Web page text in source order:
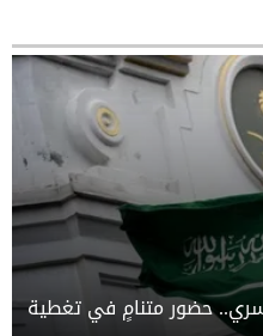
حضور متنامٍ في تغطية